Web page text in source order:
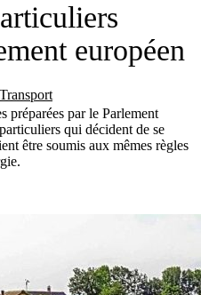
européen
préparées par le Parlement
qui décident de se
être soumis aux mêmes règles